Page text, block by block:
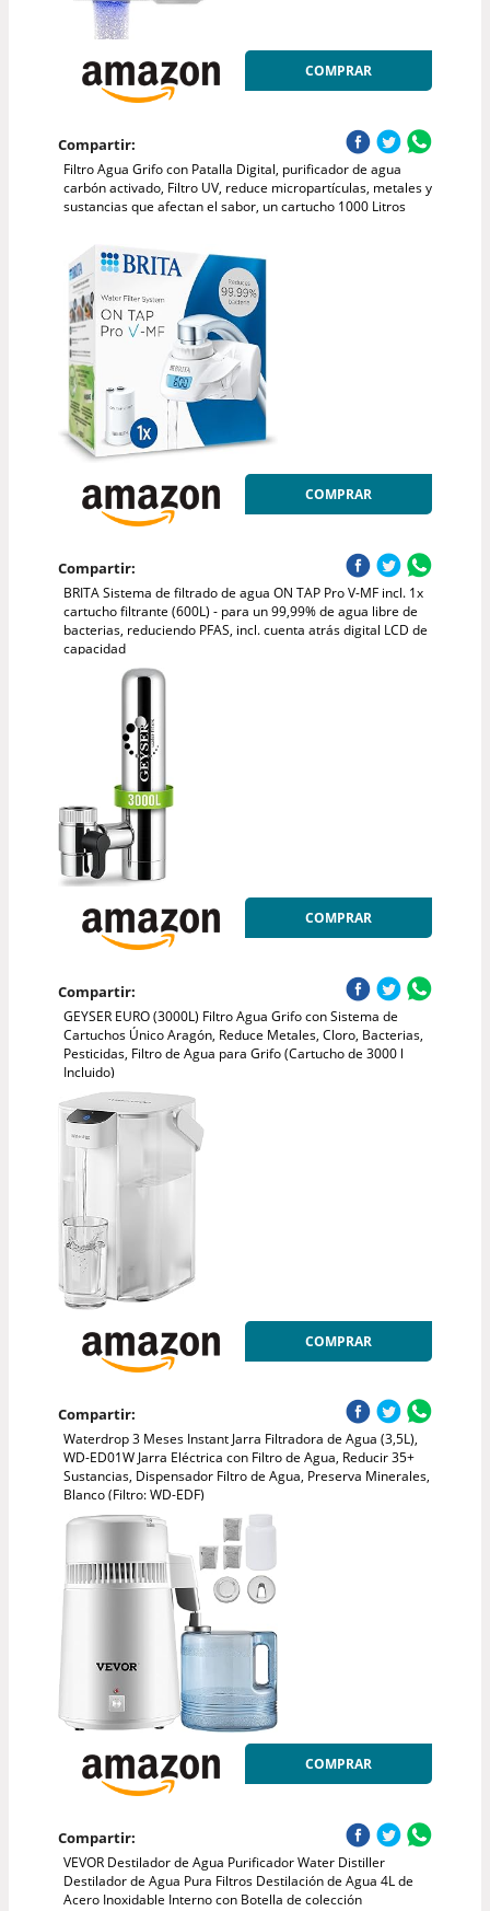
COMPRAR
Compartir:
Filtro Agua Grifo con Patalla Digital, purificador de agua
carbón activado, Filtro UV, reduce micropartículas, metales y
sustancias que afectan el sabor, un cartucho 1000 Litros
COMPRAR
Compartir:
BRITA Sistema de filtrado de agua ON TAP Pro V-MF incl. 1x
cartucho filtrante (600L) - para un 99,99% de agua libre de
bacterias, reduciendo PFAS, incl. cuenta atrás digital LCD de
capacidad
COMPRAR
Compartir:
GEYSER EURO (3000L) Filtro Agua Grifo con Sistema de
Cartuchos Único Aragón, Reduce Metales, Cloro, Bacterias,
Pesticidas, Filtro de Agua para Grifo (Cartucho de 3000 l
Incluido)
COMPRAR
Compartir:
Waterdrop 3 Meses Instant Jarra Filtradora de Agua (3,5L),
WD-ED01W Jarra Eléctrica con Filtro de Agua, Reducir 35+
Sustancias, Dispensador Filtro de Agua, Preserva Minerales,
Blanco (Filtro: WD-EDF)
COMPRAR
Compartir:
VEVOR Destilador de Agua Purificador Water Distiller
Destilador de Agua Pura Filtros Destilación de Agua 4L de
Acero Inoxidable Interno con Botella de colección